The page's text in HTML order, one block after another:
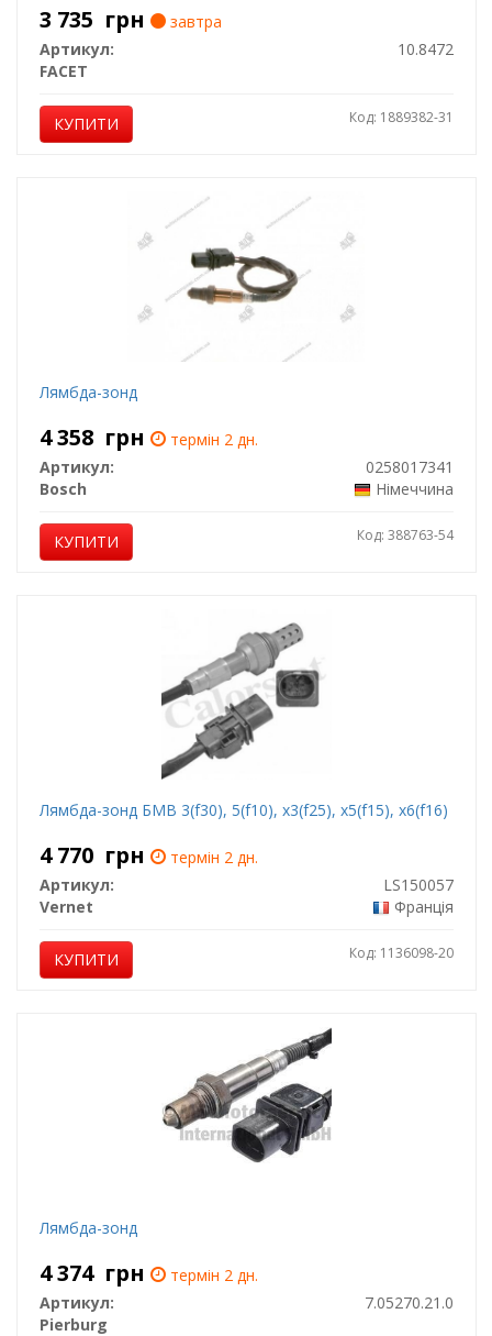
3 735 грн
завтра
Артикул:
10.8472
FACET
КУПИТИ Код: 1889382-31
Лямбда-зонд
4 358 грн
термін 2 дн.
Артикул:
0258017341
Bosch
Німеччина
КУПИТИ Код: 388763-54
Лямбда-зонд БМВ 3(f30), 5(f10), x3(f25), x5(f15), x6(f16)
4 770 грн
термін 2 дн.
Артикул:
LS150057
Vernet
Франція
КУПИТИ Код: 1136098-20
Лямбда-зонд
4 374 грн
термін 2 дн.
Артикул:
7.05270.21.0
Pierburg